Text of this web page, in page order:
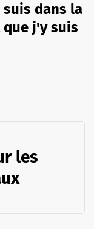
suis dans la
que j'y suis
les